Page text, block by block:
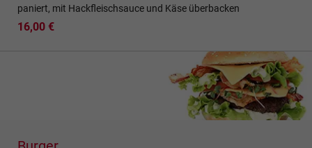
paniert, mit Hackfleischsauce und Käse überbacken
16,00 €